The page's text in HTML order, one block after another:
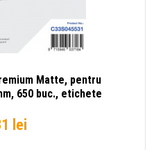
Matte, pentru
650 buc., etichete
lei